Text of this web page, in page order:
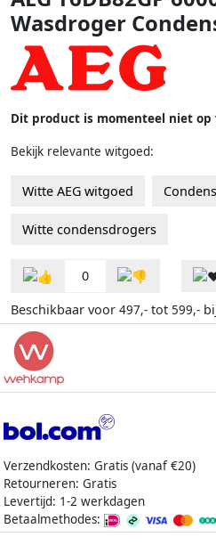
Wasdroger
Dit product is momenteel niet op
Bekijk relevante witgoed:
Witte AEG witgoed
Witte condensdrogers
0
Beschikbaar voor 497,- tot 599,-
Verzendkosten: Gratis (vanaf €20)
Retourneren: Gratis
Levertijd: 1-2 werkdagen
Betaalmethodes: